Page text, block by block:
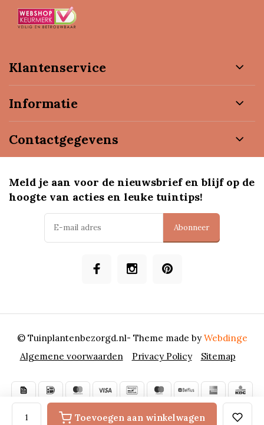
Toevoegen aan winkelwagen
Klantenservice
Informatie
Contactgegevens
Meld je aan voor de nieuwsbrief en blijf op de
hoogte van acties en leuke tuintips!
Abonneer
Algemene voorwaarden Privacy Policy Sitemap
© Tuinplantenbezorgd.nl- Theme made byWebdinge